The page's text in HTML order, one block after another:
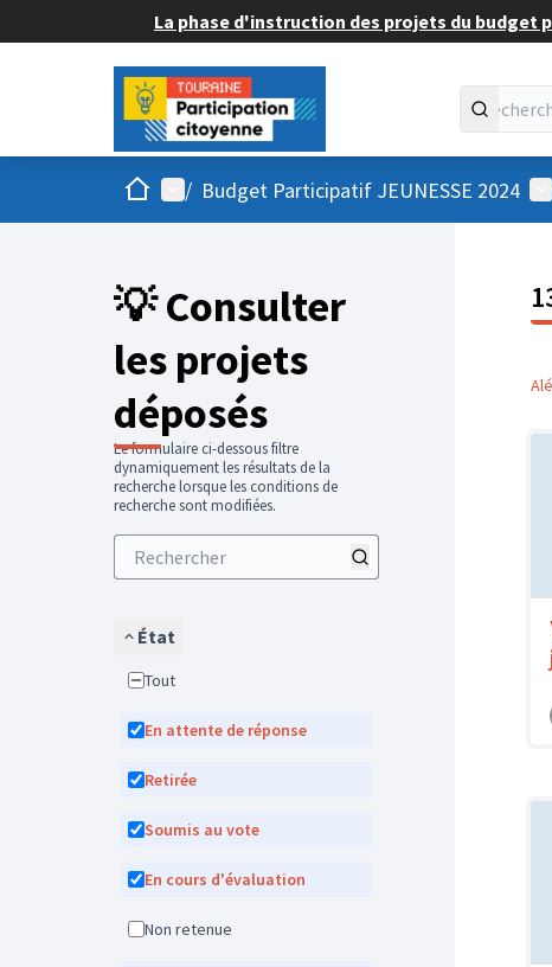
La phase d'instruction des projets du budget
AccueilMenu principal
/ Budget Participatif JEUNESSE 2024
💡 Consulter
les projets
déposés
Le formulaire ci-dessous filtre
dynamiquement les résultats de la
recherche lorsque les conditions de
recherche sont modifiées.
État
Tout
En attente de réponse
Retirée
Soumis au vote
En cours d'évaluation
Non retenue